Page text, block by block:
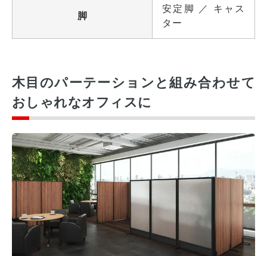
脚
安定脚 ／ キャス
ター
木目のパーテーションと組み合わせて
おしゃれなオフィスに